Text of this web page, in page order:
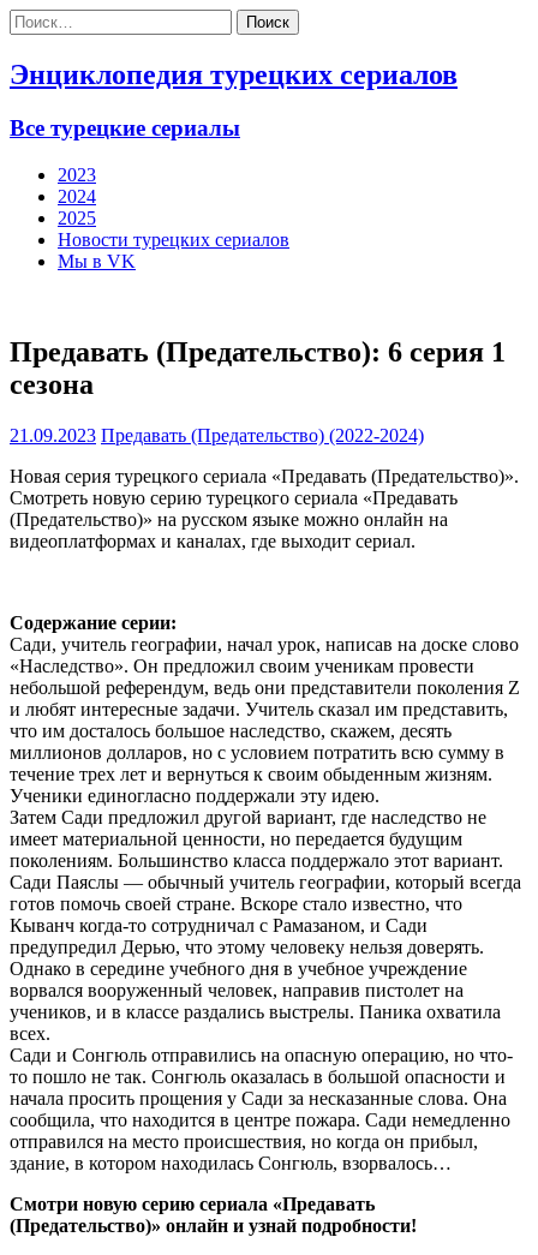
Найти:
Энциклопедия турецких сериалов
Все турецкие сериалы
2023
2024
2025
Новости турецких сериалов
Мы в VK
Предавать (Предательство): 6 серия 1
сезона
21.09.2023 Предавать (Предательство) (2022-2024)
Новая серия турецкого сериала «Предавать (Предательство)».
Смотреть новую серию турецкого сериала «Предавать
(Предательство)» на русском языке можно онлайн на
видеоплатформах и каналах, где выходит сериал.
Содержание серии:
Сади, учитель географии, начал урок, написав на доске слово
«Наследство». Он предложил своим ученикам провести
небольшой референдум, ведь они представители поколения Z
и любят интересные задачи. Учитель сказал им представить,
что им досталось большое наследство, скажем, десять
миллионов долларов, но с условием потратить всю сумму в
течение трех лет и вернуться к своим обыденным жизням.
Ученики единогласно поддержали эту идею.
Затем Сади предложил другой вариант, где наследство не
имеет материальной ценности, но передается будущим
поколениям. Большинство класса поддержало этот вариант.
Сади Паяслы — обычный учитель географии, который всегда
готов помочь своей стране. Вскоре стало известно, что
Кыванч когда-то сотрудничал с Рамазаном, и Сади
предупредил Дерью, что этому человеку нельзя доверять.
Однако в середине учебного дня в учебное учреждение
ворвался вооруженный человек, направив пистолет на
учеников, и в классе раздались выстрелы. Паника охватила
всех.
Сади и Сонгюль отправились на опасную операцию, но что-
то пошло не так. Сонгюль оказалась в большой опасности и
начала просить прощения у Сади за несказанные слова. Она
сообщила, что находится в центре пожара. Сади немедленно
отправился на место происшествия, но когда он прибыл,
здание, в котором находилась Сонгюль, взорвалось…
Смотри новую серию сериала «Предавать
(Предательство)» онлайн и узнай подробности!